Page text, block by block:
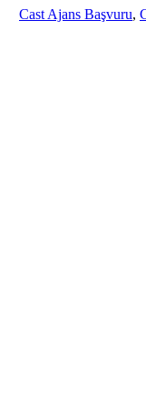
Cast Ajans Başvuru,